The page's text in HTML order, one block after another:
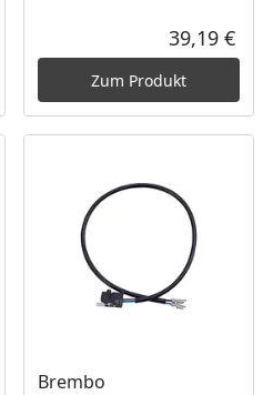
in ProzentPreis
Preis 39,19 €
Zum Produkt
Brembo
Produkt am Lager